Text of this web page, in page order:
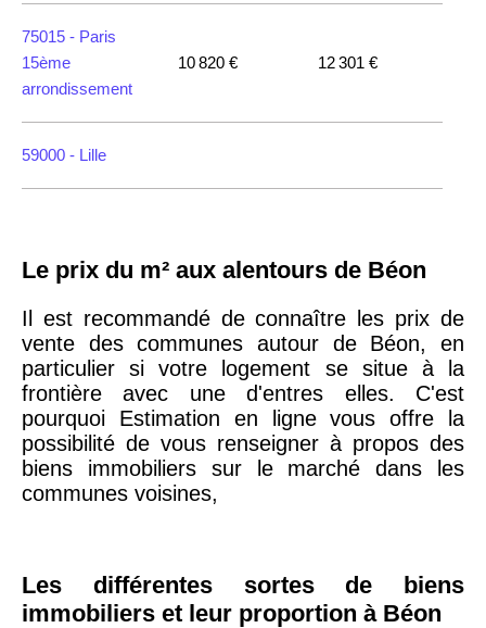
75015 - Paris
15ème
arrondissement
10 820 € 12 301 €
59000 - Lille
75018 -
18ème
arrondissement
10 114 € 11 322 €
75020 -Paris
20ème
arrondissement
9 623 € 11 141 €
arrondissement
Le prix du m² aux alentours de Béon
Il est recommandé de connaître les prix de
vente des communes autour de Béon, en
particulier si votre logement se situe à la
frontière avec une d'entres elles. C'est
pourquoi Estimation en ligne vous offre la
possibilité de vous renseigner à propos des
biens immobiliers sur le marché dans les
communes voisines,
Les différentes sortes de biens
immobiliers et leur proportion à Béon